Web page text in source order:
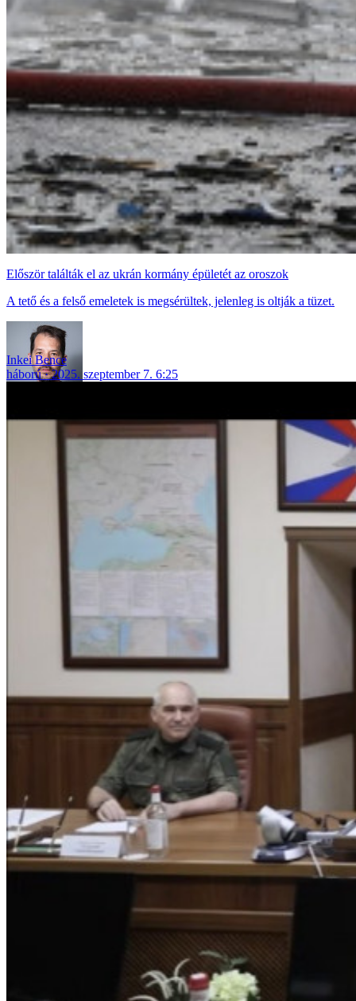
Először találták el az ukrán kormány épületét az oroszok
A tető és a felső emeletek is megsérültek, jelenleg is oltják a tüzet.
Inkei Bence
háború
2025. szeptember 7. 6:25